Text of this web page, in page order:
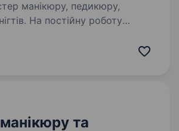
манікюру, педикюру,
роботу
та